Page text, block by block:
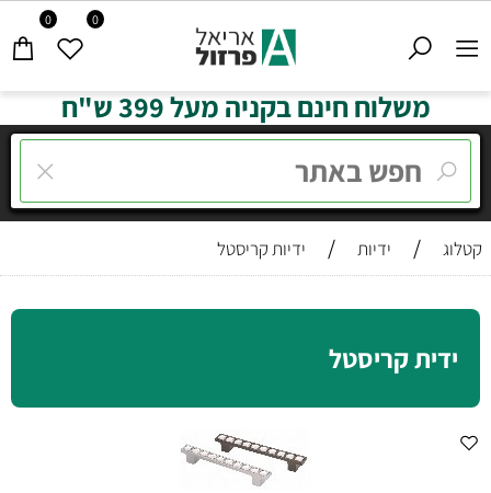
0 0
משלוח חינם בקניה מעל 399 ש"ח
קטלוג / ידיות / ידיות קריסטל
ידית קריסטל